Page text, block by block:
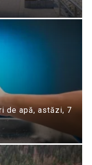
de apă, astăzi, 7